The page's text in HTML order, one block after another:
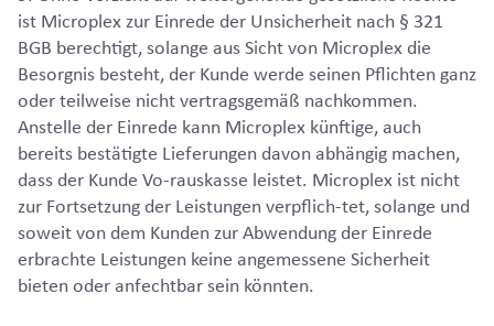
ist Microplex zur Einrede der Unsicherheit nach § 321
BGB berechtigt, solange aus Sicht von Microplex die
Besorgnis besteht, der Kunde werde seinen Pflichten ganz
oder teilweise nicht vertragsgemäß nachkommen.
Anstelle der Einrede kann Microplex künftige, auch
bereits bestätigte Lieferungen davon abhängig machen,
dass der Kunde Vo-rauskasse leistet. Microplex ist nicht
zur Fortsetzung der Leistungen verpflich-tet, solange und
soweit von dem Kunden zur Abwendung der Einrede
erbrachte Leistungen keine angemessene Sicherheit
bieten oder anfechtbar sein könnten.